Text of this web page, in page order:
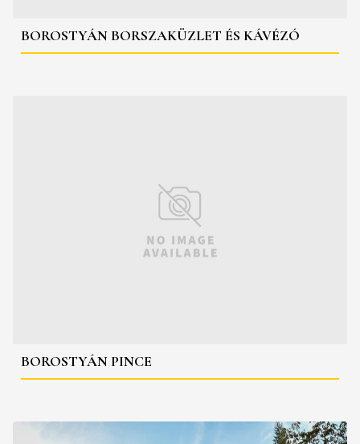
BOROSTYÁN BORSZAKÜZLET ÉS KÁVÉZÓ
BOROSTYÁN PINCE